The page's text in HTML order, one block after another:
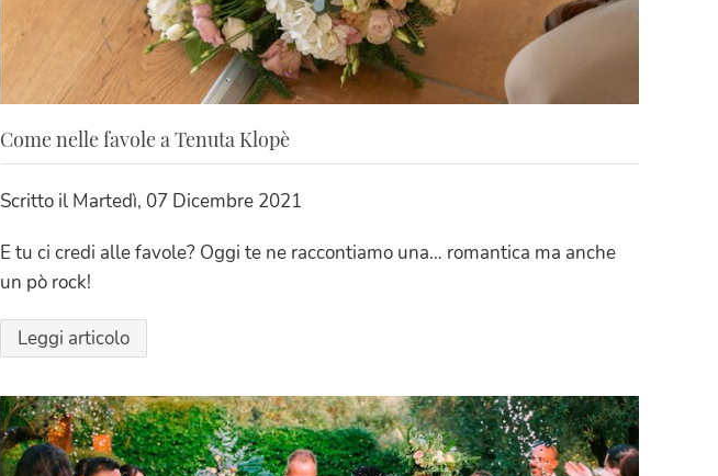
Come nelle favole a Tenuta Klopè
Scritto il Martedì, 07 Dicembre 2021
E tu ci credi alle favole? Oggi te ne raccontiamo una… romantica ma anche
un pò rock!
Leggi articolo